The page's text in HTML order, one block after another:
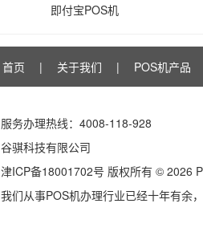
即付宝POS机
首页 | 关于我们 | POS机产品
服务办理热线： 4008-118-928
谷骐科技有限公司
津ICP备18001702号 版权所有 © 2026
我们从事POS机办理行业已经十年有余